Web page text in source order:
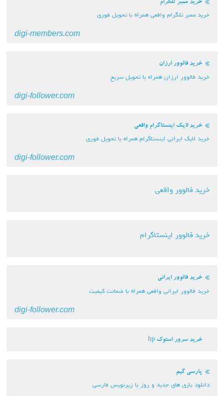
خرید ممبر تلگرام
خرید ممبر تلگرام واقعی همراه با تحویل فوری
digi-members.com
خرید فالوور ارزان
خرید فالوور ارزان همراه با تحویل سریع
digi-follower.com
خرید لایک اینستاگرام واقعی
خرید لایک ایرانی اینستاگرام همراه با تحویل فوری
digi-follower.com
خرید فالوور واقعی
خرید فالوور اینستاگرام
خرید فالوور ایرانی
خرید فالوور ایرانی وافعی همراه با ضمانت کیفیت
digi-follower.com
خرید سرور استوک hp
پارسی گیم
دانلود بازی های جدید و روز با زیرنویس فارسی